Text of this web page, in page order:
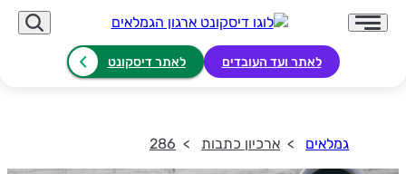
לאתר ועד העובדים לאתר דיסקונט
גמלאים ארכיון כתבות 286